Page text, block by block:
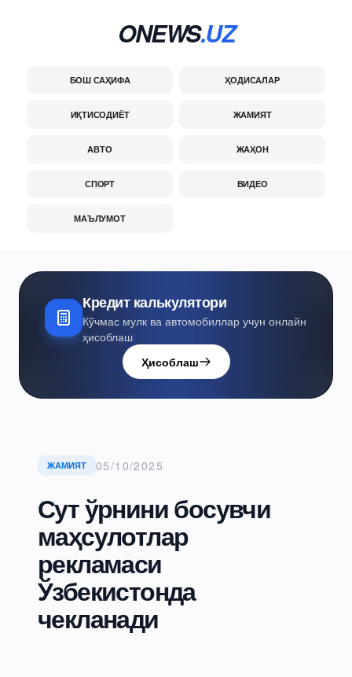
ONEWS.UZ
БОШ САҲИФА ҲОДИСАЛАР
ИҚТИСОДИЁТ ЖАМИЯТ
АВТО ЖАҲОН
СПОРТ ВИДЕО
МАЪЛУМОТ
Кредит калькулятори
Кўчмас мулк ва автомобиллар учун онлайн
ҳисоблаш
Ҳисоблаш
ЖАМИЯТ 05/10/2025
Сут ўрнини босувчи
маҳсулотлар
рекламаси
Ўзбекистонда
чекланади